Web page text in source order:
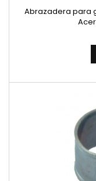
Abrazadera para